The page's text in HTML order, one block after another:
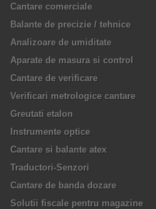
Cantare comerciale
Balante de precizie / tehnice
Analizoare de umiditate
Aparate de masura si control
Cantare de verificare
Verificari metrologice cantare
Greutati etalon
Instrumente optice
Cantare si balante atex
Traductori-Senzori
Cantare de banda dozare
Solutii fiscale pentru magazine